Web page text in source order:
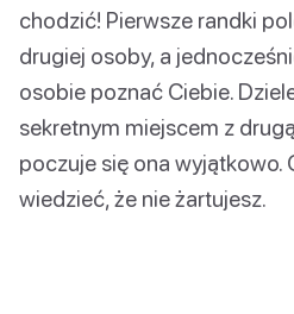
chodzić! Pierwsze randki
drugiej osoby, a
osobie poznać Ciebie.
sekretnym miejscem z
poczuje się ona wyjątkowo.
wiedzieć, że nie żartujesz.